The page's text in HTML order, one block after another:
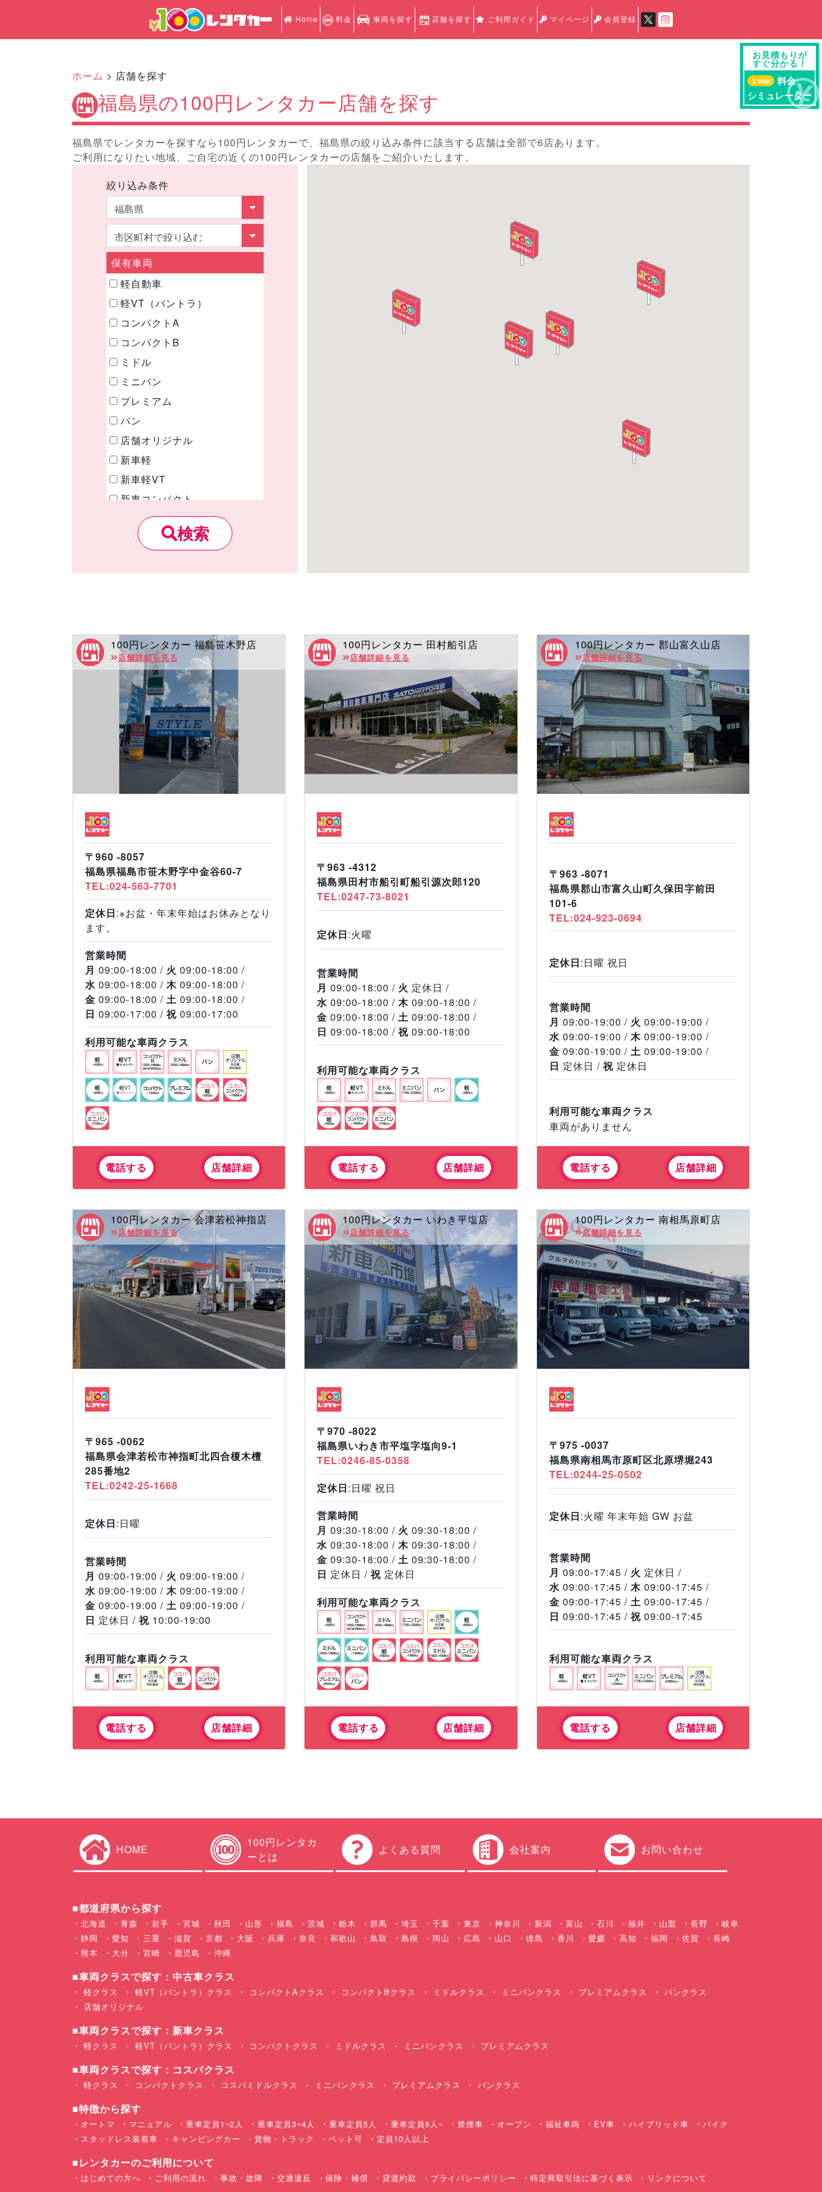
Home 料金 車両を探す 店舗を探す ご利用ガイド マイページ 会員登録
ホーム > 店舗を探す
福島県の100円レンタカー店舗を探す
福島県でレンタカーを探すなら100円レンタカーで、福島県の絞り込み条件に該当する店舗は全部で6店あります。
ご利用になりたい地域、ご自宅の近くの100円レンタカーの店舗をご紹介いたします。
絞り込み条件
保有車両
軽自動車
軽VT（バントラ）
コンパクトA
コンパクトB
ミドル
ミニバン
プレミアム
バン
店舗オリジナル
新車軽
新車軽VT
新車コンパクト
新車ミドル
新車ミニバン
コスパ軽
コスパミニバン
コスパプレミアム
コスパバン
検索
100円レンタカー 福島笹木野店
店舗詳細を見る
〒960 -8057
福島県福島市笹木野字中金谷60-7
TEL:024-563-7701
定休日:※お盆・年末年始はお休みとなり
ます。
営業時間
月 09:00-18:00 火 09:00-18:00
水 09:00-18:00 木 09:00-18:00
金 09:00-18:00 土 09:00-18:00
日 09:00-17:00 祝 09:00-17:00
利用可能な車両クラス
電話する 店舗詳細
100円レンタカー 田村船引店
店舗詳細を見る
〒963 -4312
福島県田村市船引町船引源次郎120
TEL:0247-73-8021
定休日:火曜
営業時間
月 09:00-18:00 火 定休日
水 09:00-18:00 木 09:00-18:00
金 09:00-18:00 土 09:00-18:00
日 09:00-18:00 祝 09:00-18:00
利用可能な車両クラス
電話する 店舗詳細
100円レンタカー 郡山富久山店
店舗詳細を見る
〒963 -8071
福島県郡山市富久山町久保田字前田
101-6
TEL:024-923-0694
定休日:日曜 祝日
営業時間
月 09:00-19:00 火 09:00-19:00
水09:00-19:00 木09:00-19:00
金 09:00-19:00 土 09:00-19:00
日 定休日 祝定休日
利用可能な車両クラス
車両がありません
電話する 店舗詳細
100円レンタカー 会津若松神指店
店舗詳細を見る
〒965 -0062
福島県会津若松市神指町北四合榎木檀
285番地2
TEL:0242-25-1668
定休日:日曜
営業時間
月 09:00-19:00 火 09:00-19:00
水 09:00-19:00 木 09:00-19:00
金 09:00-19:00 土 09:00-19:00
日 定休日 祝 10:00-19:00
利用可能な車両クラス
電話する 店舗詳細
100円レンタカー いわき平塩店
店舗詳細を見る
〒970 -8022
福島県いわき市平塩字塩向9-1
TEL:0246-85-0358
定休日:日曜 祝日
営業時間
月 09:30-18:00 火 09:30-18:00
水 09:30-18:00 木 09:30-18:00
金 09:30-18:00 土 09:30-18:00
日 定休日 祝 定休日
利用可能な車両クラス
電話する 店舗詳細
100円レンタカー 南相馬原町店
店舗詳細を見る
〒975 -0037
福島県南相馬市原町区北原堺堀243
TEL:0244-25-0502
定休日:火曜 年末年始 GW お盆
営業時間
月 09:00-17:45 火 定休日
水09:00-17:45 木09:00-17:45
金 09:00-17:45 土 09:00-17:45
日 09:00-17:45 祝09:00-17:45
利用可能な車両クラス
電話する 店舗詳細
お見積もりが
すぐ分かる！
１step!
料金
シミュレーター
HOME
100円レンタカ
ーとは
よくある質問 会社案内 お問い合わせ
■都道府県から探す
北海道 青森 岩手 宮城 秋田 山形 福島 茨城 栃木 群馬 埼玉 千葉 東京 神奈川 新潟 富山 石川 福井 山梨 長野
岐阜
静岡
愛知 三重 滋賀 京都 大阪 兵庫 奈良 和歌山 鳥取 島根 岡山 広島 山口 徳島 香川 愛媛 高知 福岡 佐賀
長崎
熊本
大分 宮崎 鹿児島 沖縄
■車両クラスで探す：中古車クラス
軽クラス 軽VT（バントラ）クラス コンパクトAクラス コンパクトBクラス ミドルクラス ミニバンクラス プレミアムクラス
バンクラス
店舗オリジナル
■車両クラスで探す：新車クラス
軽クラス 軽VT（バントラ）クラス コンパクトクラス ミドルクラス ミニバンクラス プレミアムクラス
■車両クラスで探す：コスパクラス
軽クラス コンパクトクラス コスパミドルクラス ミニバンクラス プレミアムクラス バンクラス
■特徴から探す
オートマ マニュアル 乗車定員1~2人 乗車定員3~4人 乗車定員5人 乗車定員6人~ 禁煙車 オープン 福祉車両 EV車 ハイブリッド車
バイク
スタッドレス装着車
キャンピングカー 貨物・トラック ペット可 定員10人以上
■レンタカーのご利用について
はじめての方へ ご利用の流れ 事故・故障 交通違反 保険・補償 貸渡約款 プライバシーポリシー 特定商取引法に基づく表示 リンクについて